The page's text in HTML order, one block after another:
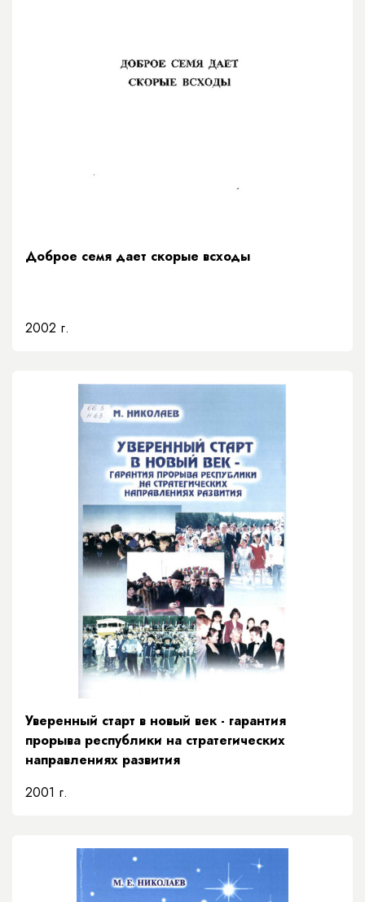
Доброе семя дает скорые всходы
2002 г.
Уверенный старт в новый век - гарантия
прорыва республики на стратегических
направлениях развития
2001 г.